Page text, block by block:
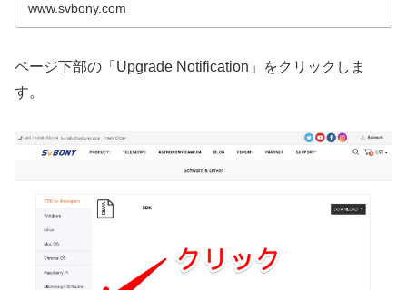
www.svbony.com
ページ下部の「Upgrade Notification」をクリックしま
す。